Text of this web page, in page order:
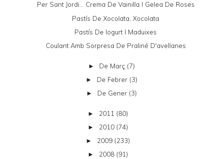
Per Sant Jordi... Crema De Vainilla I Gelea De Roses
Pastís De Xocolata, Xocolata
Pastís De Iogurt I Maduixes
Coulant Amb Sorpresa De Praliné D'avellanes
► De Març (7)
► De Febrer (3)
► De Gener (3)
► 2011 (80)
► 2010 (74)
► 2009 (233)
► 2008 (91)